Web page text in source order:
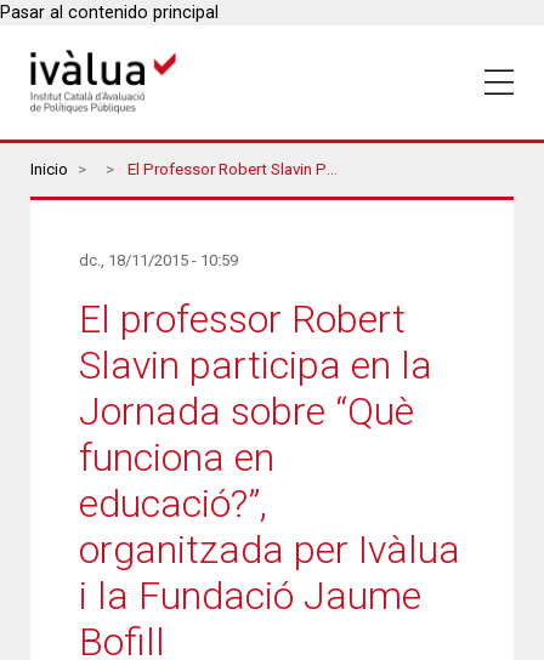
Pasar al contenido principal
Breadcrumbs
Inicio El Professor Robert Slavin Participa En La Jornada Sobre “Què Funciona En Educació?”, Organitzada Per Ivàlua I La Fundació Jaume Bofill
dc., 18/11/2015 - 10:59
El professor Robert
Slavin participa en la
Jornada sobre “Què
funciona en
educació?”,
organitzada per Ivàlua
i la Fundació Jaume
Bofill